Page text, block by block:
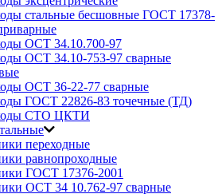
стальные бесшовные ГОСТ 17378-
ОСТ 34.10.700-97
ОСТ 34.10-753-97 сварные
ОСТ 36-22-77 сварные
ГОСТ 22826-83 точечные (ТД)
СТО ЦКТИ
переходные
равнопроходные
ГОСТ 17376-2001
ОСТ 34 10.762-97 сварные